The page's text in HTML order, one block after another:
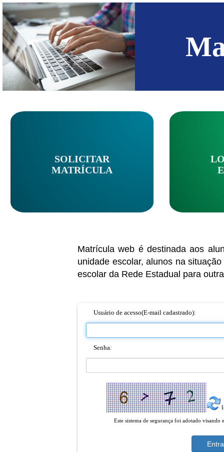
SOLICITAR
MATRÍCULA
Matrícula web é destinada aos
unidade escolar, alunos na
escolar da Rede Estadual para
Usuário de acesso(E-mail cadastrado):
Senha:
Este sistema de segurança foi adotado